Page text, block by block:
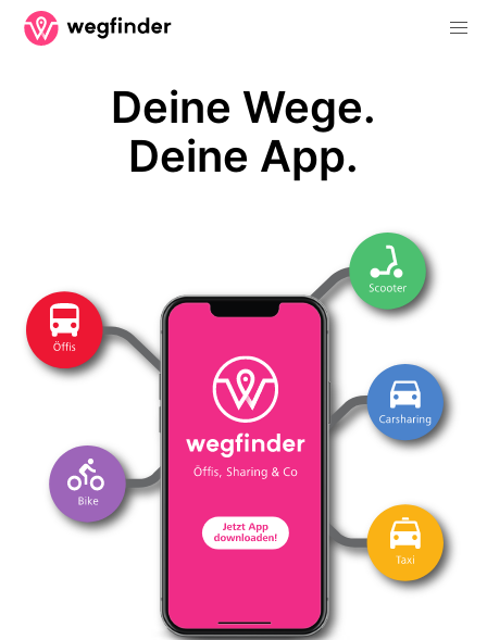
Deine Wege.
Deine App.